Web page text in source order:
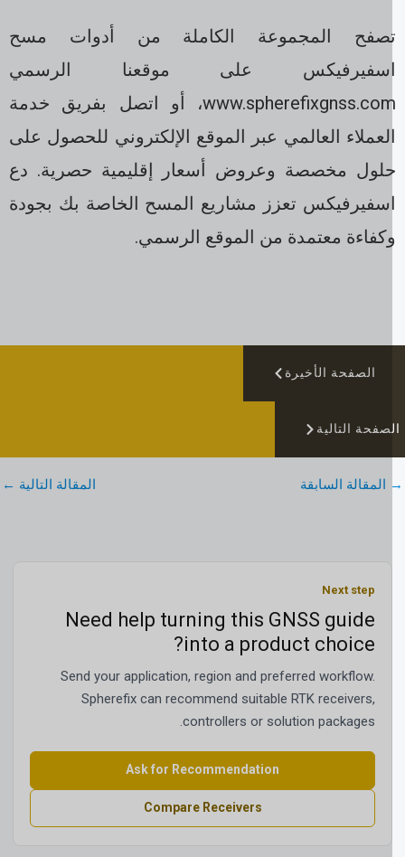
المجموعة الكاملة من أدوات مسح
على موقعنا الرسمي
www.spherefixgnss.com، أو اتصل بفريق خدمة
العالمي عبر الموقع الإلكتروني للحصول على
مخصصة وعروض أسعار إقليمية حصرية. دع
تعزز مشاريع المسح الخاصة بك بجودة
معتمدة من الموقع الرسمي.
الصفحة الأخيرة
التالية
المقالة السابقة المقالة التالية←
Next step
Need help turning this GNSS guide
into a product choice?
Send your application, region and preferred workflow.
Spherefix can recommend suitable RTK receivers,
controllers or solution packages.
Ask for Recommendation
Compare Receivers